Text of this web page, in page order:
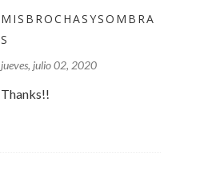
MISBROCHASYSOMBRA
S
jueves, julio 02, 2020
Thanks!!